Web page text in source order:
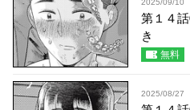
2025/09/10
第１４
き
無料
2025/08/27